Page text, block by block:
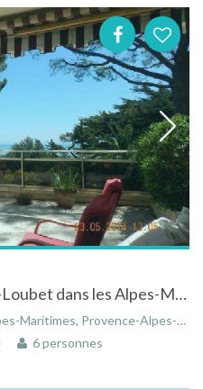
Appartement à Villeneuve-Loubet dans les Alpes-Maritimes en Provence-Alpes-Côte d'Azur
Provence-Alpes-Côte d'Azur, France
6 personnes